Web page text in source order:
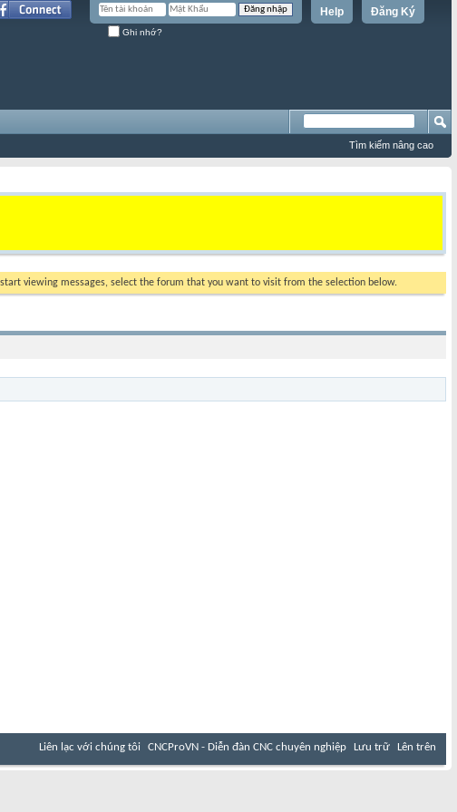
Đăng Ký
Help
Ghi nhớ?
Tìm kiếm nâng cao
viewing messages, select the forum that you want to visit from the selection below.
Liên lạc với chúng tôi CNCProVN - Diễn đàn CNC chuyên nghiệp Lưu trữ Lên trên